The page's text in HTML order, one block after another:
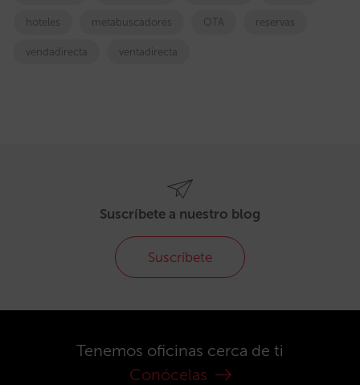
hoteles metabuscadores OTA reservas
vendadirecta ventadirecta
Suscríbete a nuestro blog
Suscríbete
Tenemos oficinas cerca de ti
Conócelas